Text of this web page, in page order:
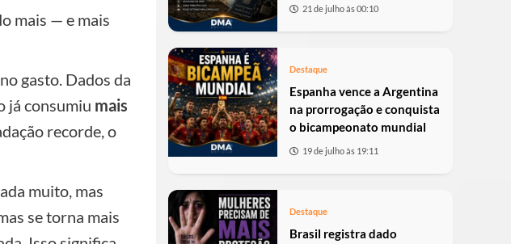
mais — e mais
gasto. Dados da
já consumiu mais
recorde, o
muito, mas
se torna mais
21 de julho às 00:10
Destaque
Espanha vence a Argentina
na prorrogação e conquista
o bicampeonato mundial
19 de julho às 19:11
Destaque
Brasil registra dado